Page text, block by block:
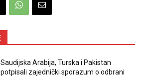
Saudijska Arabija, Turska i Pakistan
potpisali zajednički sporazum o odbrani